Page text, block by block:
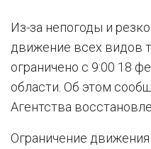
Из-за непогоды и
движение всех видов
ограничено с 9:00 18
области. Об этом
Агентства
Ограничение